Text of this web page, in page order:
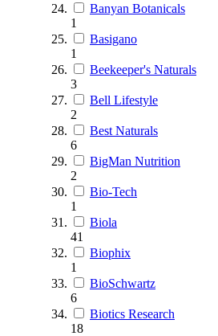
Banyan Botanicals
1
Basigano
1
Beekeeper's Naturals
3
Bell Lifestyle
2
Best Naturals
6
BigMan Nutrition
2
Bio-Tech
1
Biola
41
Biophix
1
BioSchwartz
6
Biotics Research
18